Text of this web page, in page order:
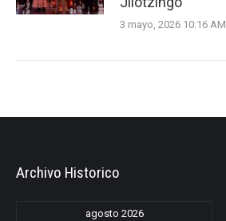
3 mayo, 2026 10:16 AM
Archivo Historico
agosto 2026